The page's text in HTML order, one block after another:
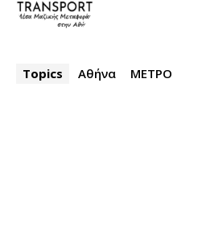
Topics Αθήνα ΜΕΤΡΟ